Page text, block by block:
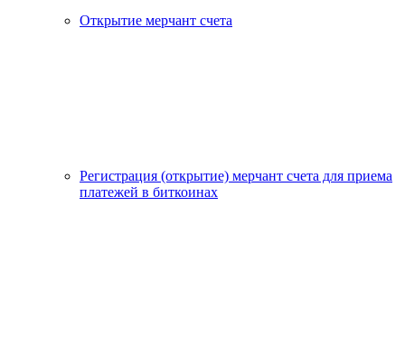
Открытие мерчант счета
Регистрация (открытие) мерчант счета для приема
платежей в биткоинах